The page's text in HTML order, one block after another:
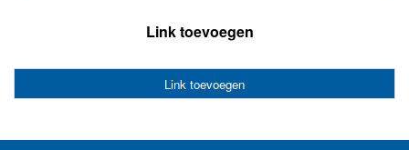
Link toevoegen
Link toevoegen